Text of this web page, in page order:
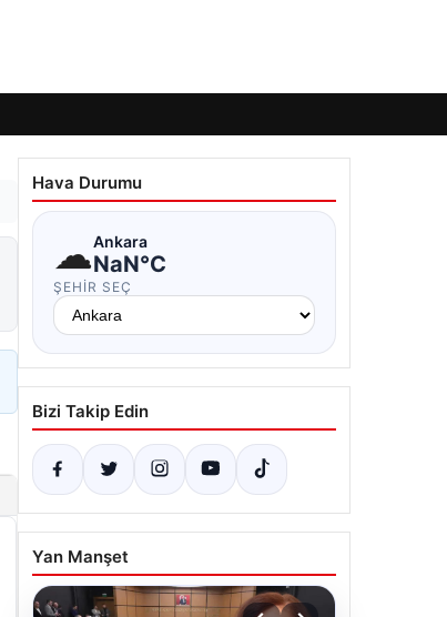
Hava Durumu
☁Ankara
NaN°C
ŞEHIR SEÇ
Bizi Takip Edin
Yan Manşet